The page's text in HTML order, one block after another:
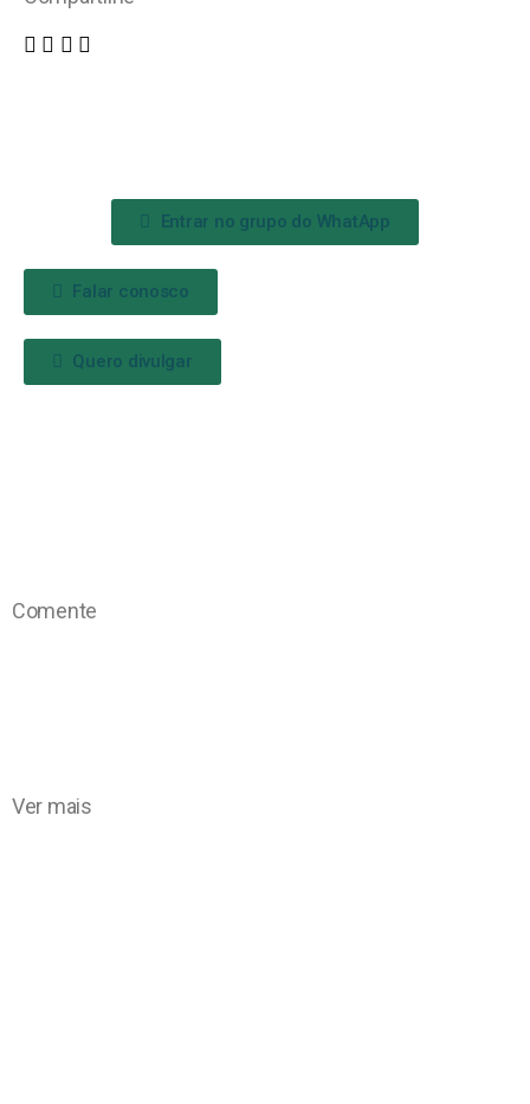
Entrar no grupo do WhatApp
Falar conosco
Quero divulgar
Comente
Ver mais